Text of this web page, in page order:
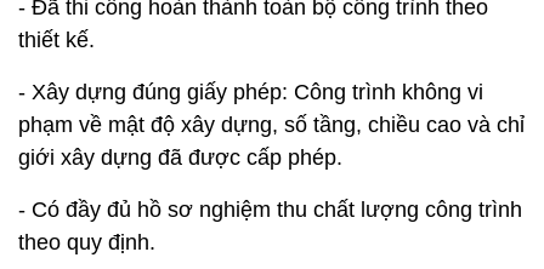
- Đã thi công hoàn thành toàn bộ công trình theo
thiết kế.
- Xây dựng đúng giấy phép: Công trình không vi
phạm về mật độ xây dựng, số tầng, chiều cao và chỉ
giới xây dựng đã được cấp phép.
- Có đầy đủ hồ sơ nghiệm thu chất lượng công trình
theo quy định.